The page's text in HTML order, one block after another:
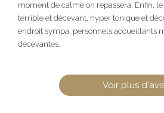
moment de calme on repassera. Enfin, le
terrible et décevant, hyper tonique et
endroit sympa, personnels accueillants
décevantes.
Voir plus